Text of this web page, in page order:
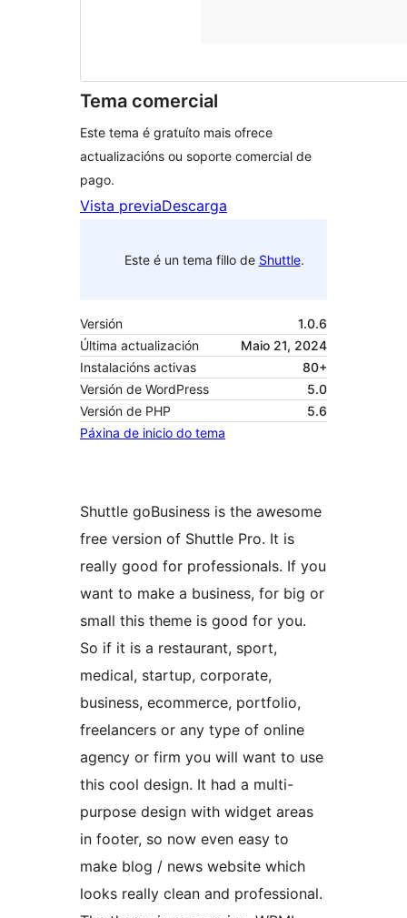
Tema comercial
Este tema é gratuíto mais ofrece
actualizacións ou soporte comercial de
pago.
Vista previaDescarga
Este é un tema fillo de Shuttle.
Versión
1.0.6
Última actualización
Maio 21, 2024
Instalacións activas
80+
Versión de WordPress
5.0
Versión de PHP
5.6
Páxina de inicio do tema
Shuttle goBusiness is the awesome
free version of Shuttle Pro. It is
really good for professionals. If you
want to make a business, for big or
small this theme is good for you.
So if it is a restaurant, sport,
medical, startup, corporate,
business, ecommerce, portfolio,
freelancers or any type of online
agency or firm you will want to use
this cool design. It had a multi-
purpose design with widget areas
in footer, so now even easy to
make blog / news website which
looks really clean and professional.